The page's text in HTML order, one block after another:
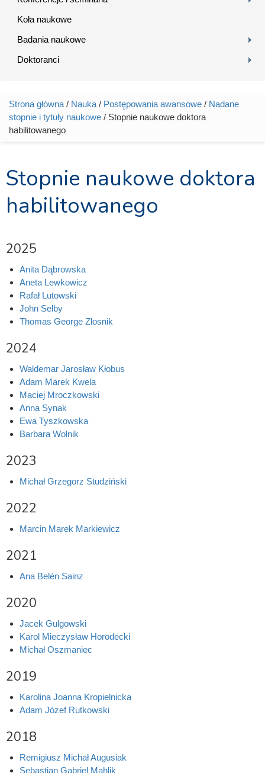
Koła naukowe
Badania naukowe
Doktoranci
Jesteś tutaj
Strona główna / Nauka / Postępowania awansowe / Nadane
stopnie i tytuły naukowe / Stopnie naukowe doktora
habilitowanego
Stopnie naukowe doktora
habilitowanego
2025
Anita Dąbrowska
Aneta Lewkowicz
Rafał Lutowski
John Selby
Thomas George Zlosnik
2024
Waldemar Jarosław Kłobus
Adam Marek Kwela
Maciej Mroczkowski
Anna Synak
Ewa Tyszkowska
Barbara Wolnik
2023
Michał Grzegorz Studziński
2022
Marcin Marek Markiewicz
2021
Ana Belén Sainz
2020
Jacek Gulgowski
Karol Mieczysław Horodecki
Michał Oszmaniec
2019
Karolina Joanna Kropielnicka
Adam Józef Rutkowski
2018
Remigiusz Michał Augusiak
Sebastian Gabriel Mahlik